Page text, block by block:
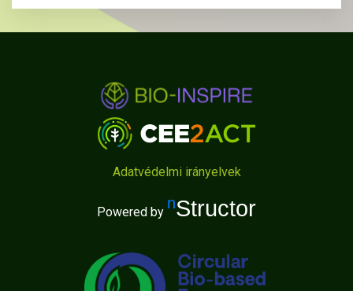
Adatvédelmi irányelvek
Powered by nStructor